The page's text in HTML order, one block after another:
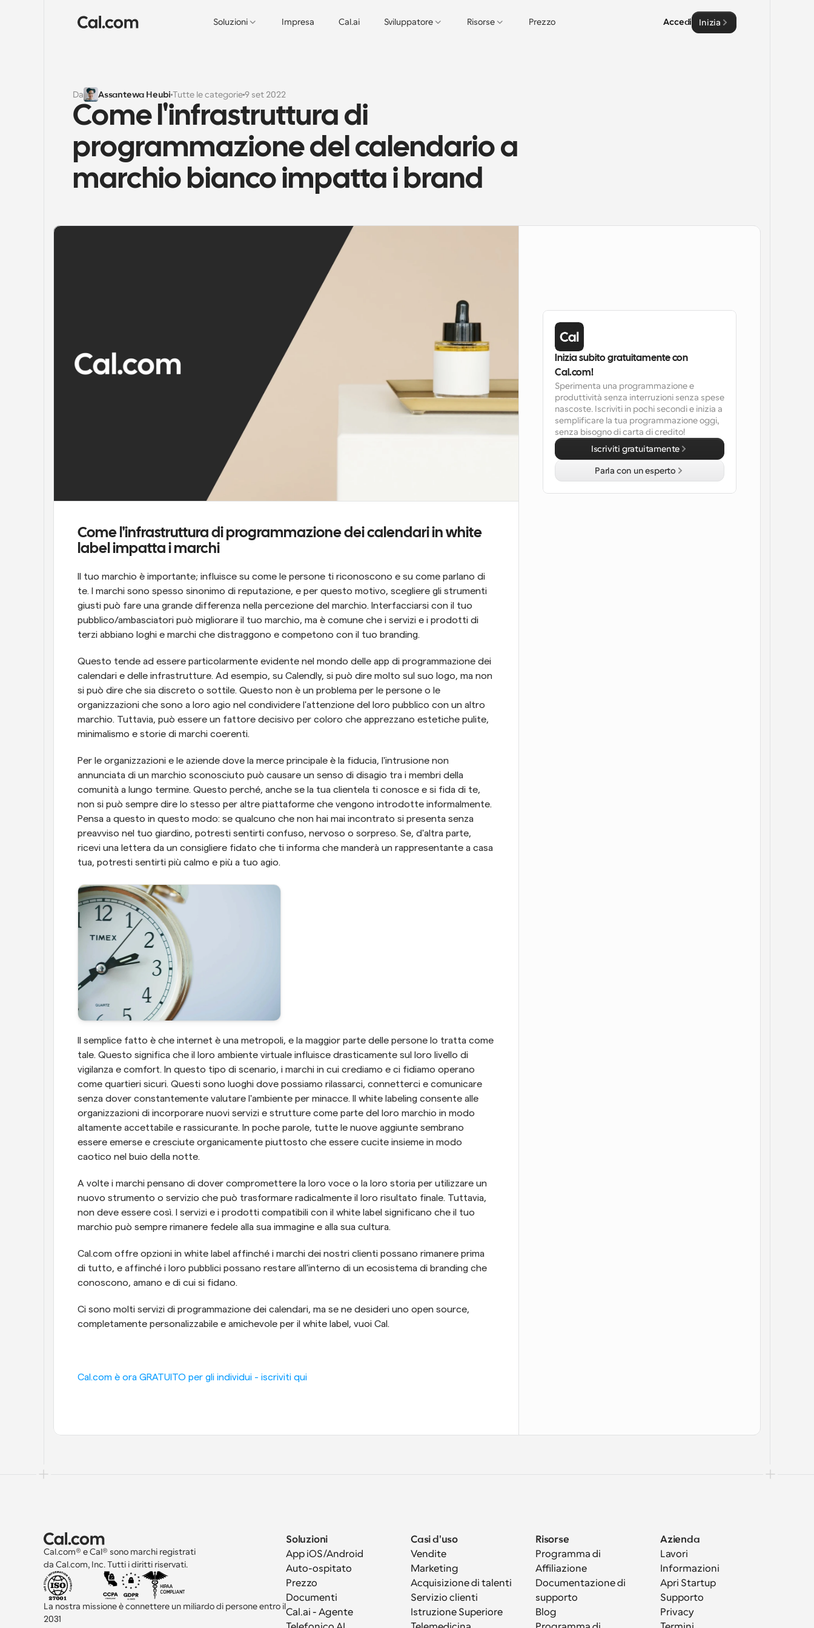
Soluzioni Impresa Cal.ai Sviluppatore Risorse Prezzo Accedi Inizia
Da Assantewa Heubi Tutte le categorie9 set 2022
Come l'infrastruttura di
programmazione del calendario a
marchio bianco impatta i brand
Come l'infrastruttura di programmazione dei calendari in white
label impatta i marchi
Il tuo marchio è importante; influisce su come le persone ti riconoscono e su come parlano di
te. I marchi sono spesso sinonimo di reputazione, e per questo motivo, scegliere gli strumenti
giusti può fare una grande differenza nella percezione del marchio. Interfacciarsi con il tuo
pubblico/ambasciatori può migliorare il tuo marchio, ma è comune che i servizi e i prodotti di
terzi abbiano loghi e marchi che distraggono e competono con il tuo branding.
Questo tende ad essere particolarmente evidente nel mondo delle app di programmazione dei
calendari e delle infrastrutture. Ad esempio, su Calendly, si può dire molto sul suo logo, ma non
si può dire che sia discreto o sottile. Questo non è un problema per le persone o le
organizzazioni che sono a loro agio nel condividere l'attenzione del loro pubblico con un altro
marchio. Tuttavia, può essere un fattore decisivo per coloro che apprezzano estetiche pulite,
minimalismo e storie di marchi coerenti.
Per le organizzazioni e le aziende dove la merce principale è la fiducia, l'intrusione non
annunciata di un marchio sconosciuto può causare un senso di disagio tra i membri della
comunità a lungo termine. Questo perché, anche se la tua clientela ti conosce e si fida di te,
non si può sempre dire lo stesso per altre piattaforme che vengono introdotte informalmente.
Pensa a questo in questo modo: se qualcuno che non hai mai incontrato si presenta senza
preavviso nel tuo giardino, potresti sentirti confuso, nervoso o sorpreso. Se, d'altra parte,
ricevi una lettera da un consigliere fidato che ti informa che manderà un rappresentante a casa
tua, potresti sentirti più calmo e più a tuo agio.
Il semplice fatto è che internet è una metropoli, e la maggior parte delle persone lo tratta come
tale. Questo significa che il loro ambiente virtuale influisce drasticamente sul loro livello di
vigilanza e comfort. In questo tipo di scenario, i marchi in cui crediamo e ci fidiamo operano
come quartieri sicuri. Questi sono luoghi dove possiamo rilassarci, connetterci e comunicare
senza dover constantemente valutare l'ambiente per minacce. Il white labeling consente alle
organizzazioni di incorporare nuovi servizi e strutture come parte del loro marchio in modo
altamente accettabile e rassicurante. In poche parole, tutte le nuove aggiunte sembrano
essere emerse e cresciute organicamente piuttosto che essere cucite insieme in modo
caotico nel buio della notte.
A volte i marchi pensano di dover compromettere la loro voce o la loro storia per utilizzare un
nuovo strumento o servizio che può trasformare radicalmente il loro risultato finale. Tuttavia,
non deve essere così. I servizi e i prodotti compatibili con il white label significano che il tuo
marchio può sempre rimanere fedele alla sua immagine e alla sua cultura.
Cal.com offre opzioni in white label affinché i marchi dei nostri clienti possano rimanere prima
di tutto, e affinché i loro pubblici possano restare all'interno di un ecosistema di branding che
conoscono, amano e di cui si fidano.
Ci sono molti servizi di programmazione dei calendari, ma se ne desideri uno open source,
completamente personalizzabile e amichevole per il white label, vuoi Cal.
Cal.com è ora GRATUITO per gli individui - iscriviti qui
Inizia subito gratuitamente con
Cal.com!
Sperimenta una programmazione e
produttività senza interruzioni senza spese
nascoste. Iscriviti in pochi secondi e inizia a
semplificare la tua programmazione oggi,
senza bisogno di carta di credito!
Iscriviti gratuitamente
Parla con un esperto
Cal.com® e Cal® sono marchi registrati
da Cal.com, Inc. Tutti i diritti riservati.
La nostra missione è connettere un miliardo di persone entro il
2031
Soluzioni
App iOS/Android
Auto-ospitato
Prezzo
Documenti
Cal.ai - Agente
Casi d'uso
Vendite
Marketing
Acquisizione di talenti
Servizio clienti
Istruzione Superiore
Risorse
Programma di
Affiliazione
Documentazione di
supporto
Blog
Azienda
Lavori
Informazioni
Apri Startup
Supporto
Privacy